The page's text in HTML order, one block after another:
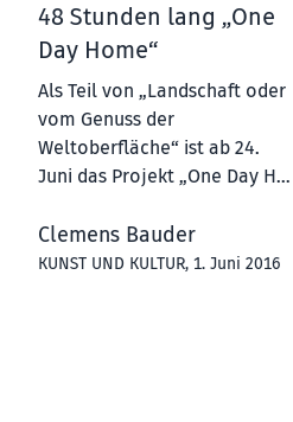
48 Stunden lang „One
Day Home“
Als Teil von „Landschaft oder
vom Genuss der
Weltoberfläche“ ist ab 24.
Juni das Projekt „One Day H…
Clemens Bauder
KUNST UND KULTUR, 1. Juni 2016